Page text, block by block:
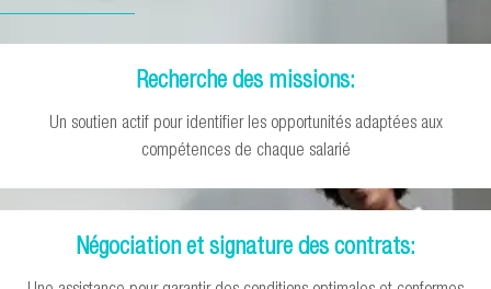
Recherche des missions:
Un soutien actif pour identifier les opportunités adaptées aux
compétences de chaque salarié
Négociation et signature des contrats: